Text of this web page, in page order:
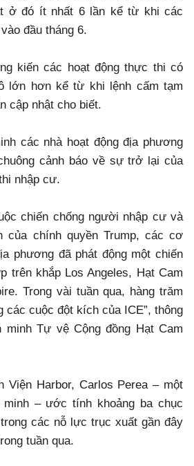
ở đó ít nhất 6 lần kể từ khi các
đầu tháng 6.
kiến các hoạt động thực thi có
lớn hơn kể từ khi lệnh cấm tạm
cập nhật cho biết.
các nhà hoạt động địa phương
cảnh báo về sự trở lại của
nhập cư.
chiến chống người nhập cư và
của chính quyền Trump, các cơ
phương đã phát động một chiến
trên khắp Los Angeles, Hạt Cam
Trong vài tuần qua, hàng trăm
các cuộc đột kích của ICE”, thông
Tự vệ Cộng đồng Hạt Cam
Viện Harbor, Carlos Perea – một
– ước tính khoảng ba chục
các nỗ lực trục xuất gần đây
tuần qua.